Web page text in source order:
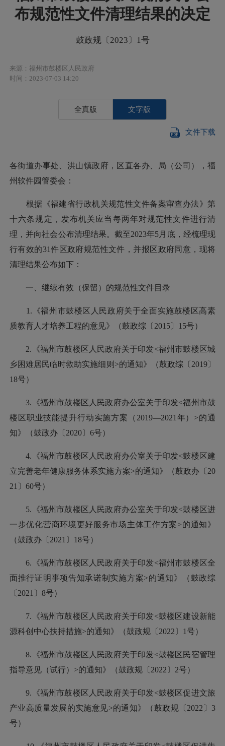
布规范性文件清理结果的决定
鼓政规〔2023〕1号
来源：福州市鼓楼区人民政府
时间：2023-07-03 14:20
全真版 文字版
文件下载
各街道办事处、洪山镇政府，区直各办、局（公司），福
州软件园管委会：
根据《福建省行政机关规范性文件备案审查办法》第
十六条规定，发布机关应当每两年对规范性文件进行清
理，并向社会公布清理结果。截至2023年5月底，经梳理现
行有效的31件区政府规范性文件，并报区政府同意，现将
清理结果公布如下：
一、继续有效（保留）的规范性文件目录
1.《福州市鼓楼区人民政府关于全面实施鼓楼区高素
质教育人才培养工程的意见》（鼓政综〔2015〕15号）
2.《福州市鼓楼区人民政府关于印发<福州市鼓楼区城
乡困难居民临时救助实施细则>的通知》（鼓政综〔2019〕
18号）
3.《福州市鼓楼区人民政府办公室关于印发<福州市鼓
楼区职业技能提升行动实施方案（2019—2021年）>的通
知》（鼓政办〔2020〕6号）
4.《福州市鼓楼区人民政府办公室关于印发<鼓楼区建
立完善老年健康服务体系实施方案>的通知》（鼓政办〔20
21〕60号）
5.《福州市鼓楼区人民政府办公室关于印发<鼓楼区进
一步优化营商环境更好服务市场主体工作方案>的通知》
（鼓政办〔2021〕18号）
6.《福州市鼓楼区人民政府关于印发<福州市鼓楼区全
面推行证明事项告知承诺制实施方案>的通知》（鼓政综
〔2021〕8号）
7.《福州市鼓楼区人民政府关于印发<鼓楼区建设新能
源科创中心扶持措施>的通知》（鼓政规〔2022〕1号）
8.《福州市鼓楼区人民政府关于印发<鼓楼区民宿管理
指导意见（试行）>的通知》（鼓政规〔2022〕2号）
9.《福州市鼓楼区人民政府关于印发<鼓楼区促进文旅
产业高质量发展的实施意见>的通知》（鼓政规〔2022〕3
号）